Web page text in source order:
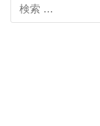
索: